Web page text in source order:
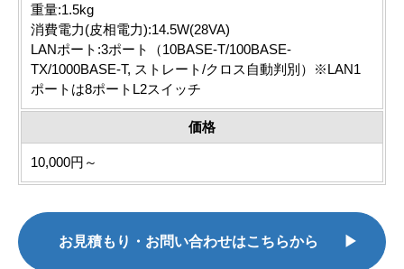
重量:1.5kg
消費電力(皮相電力):14.5W(28VA)
LANポート:3ポート（10BASE-T/100BASE-
TX/1000BASE-T, ストレート/クロス自動判別）※LAN1
ポートは8ポートL2スイッチ
価格
10,000円～
お見積もり・お問い合わせはこちらから